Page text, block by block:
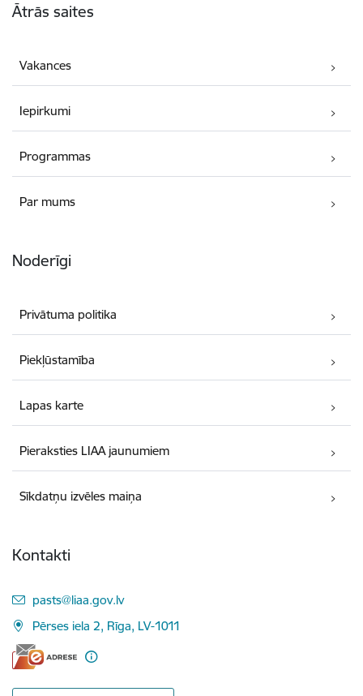
Ātrās saites
Vakances
Iepirkumi
Programmas
Par mums
Noderīgi
Privātuma politika
Piekļūstamība
Lapas karte
Pieraksties LIAA jaunumiem
Sīkdatņu izvēles maiņa
Kontakti
E-pasts:
pasts@liaa.gov.lv
Pērses iela 2, Rīga, LV-1011